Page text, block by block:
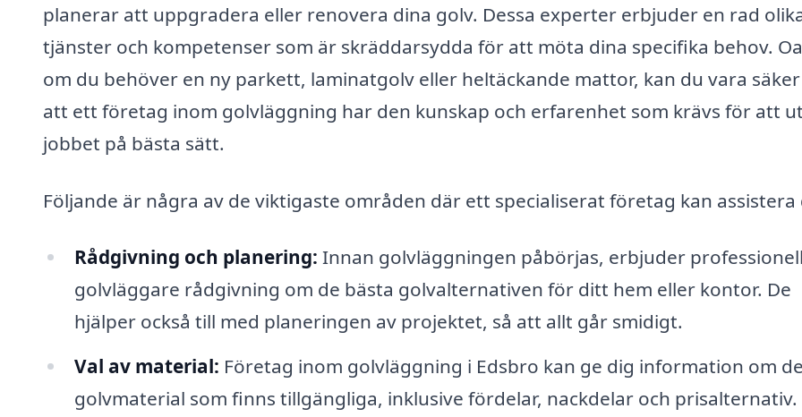
planerar att uppgradera eller renovera dina golv. Dessa experter erbjuder en rad
tjänster och kompetenser som är skräddarsydda för att möta dina specifika behov.
om du behöver en ny parkett, laminatgolv eller heltäckande mattor, kan du vara
att ett företag inom golvläggning har den kunskap och erfarenhet som krävs för att
jobbet på bästa sätt.
Följande är några av de viktigaste områden där ett specialiserat företag kan assistera
Rådgivning och planering: Innan golvläggningen påbörjas, erbjuder
golvläggare rådgivning om de bästa golvalternativen för ditt hem eller kontor. De
hjälper också till med planeringen av projektet, så att allt går smidigt.
Val av material: Företag inom golvläggning i Edsbro kan ge dig information om
golvmaterial som finns tillgängliga, inklusive fördelar, nackdelar och prisalternativ.